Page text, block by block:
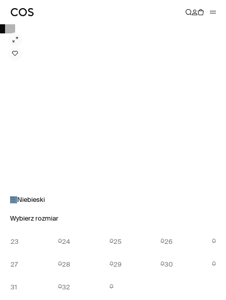
Niebieski
Wybierz rozmiar
23 24 25 26
27 28 29 30
31 32